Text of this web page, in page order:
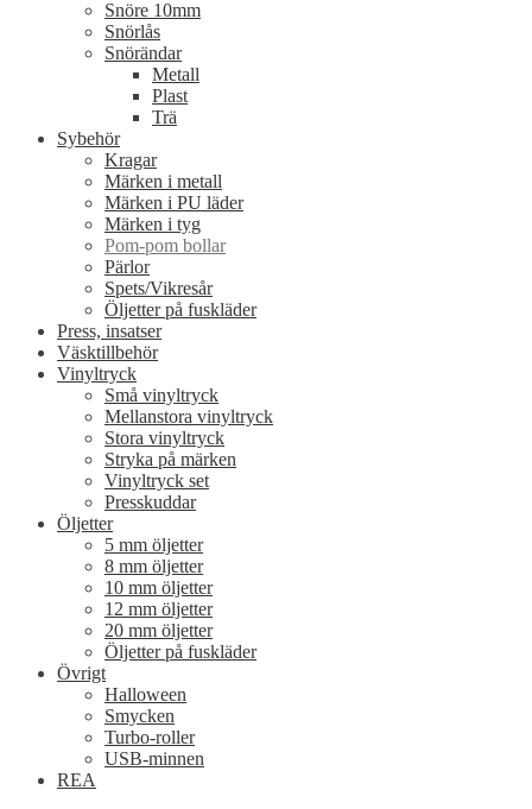
Snöre 10mm
Snörlås
Snörändar
Metall
Plast
Trä
Sybehör
Kragar
Märken i metall
Märken i PU läder
Märken i tyg
Pom-pom bollar
Pärlor
Spets/Vikresår
Öljetter på fuskläder
Press, insatser
Väsktillbehör
Vinyltryck
Små vinyltryck
Mellanstora vinyltryck
Stora vinyltryck
Stryka på märken
Vinyltryck set
Presskuddar
Öljetter
5 mm öljetter
8 mm öljetter
10 mm öljetter
12 mm öljetter
20 mm öljetter
Öljetter på fuskläder
Övrigt
Halloween
Smycken
Turbo-roller
USB-minnen
REA